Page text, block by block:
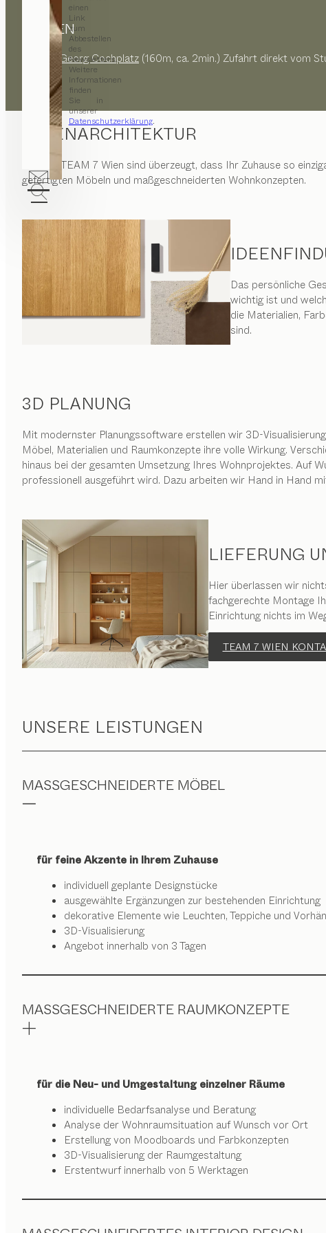
einen
Link
zum
Abbestellen
des
Newsletters.
Weitere
Informationen
finden
Sie in
unserer
Datenschutzerklärung.
PARKEN
Garage Georg Cochplatz (160m, ca. 2min.) Zufahrt direkt vom
INNENARCHITEKTUR
TEAM 7 Wien sind überzeugt, dass Ihr Zuhause so
gefertigten Möbeln und maßgeschneiderten Wohnkonzepten.
Das persönliche
wichtig ist und
die Materialien,
sind.
3D PLANUNG
Mit modernster Planungssoftware erstellen wir 3D-
Möbel, Materialien und Raumkonzepte ihre volle Wirkung.
hinaus bei der gesamten Umsetzung Ihres Wohnprojektes. Auf
professionell ausgeführt wird. Dazu arbeiten wir Hand in Hand
LIEFERUNG
Hier überlassen wir
fachgerechte Montage
Einrichtung nichts im
TEAM 7 WIEN
UNSERE LEISTUNGEN
MASSGESCHNEIDERTE MÖBEL
für feine Akzente in Ihrem Zuhause
individuell geplante Designstücke
ausgewählte Ergänzungen zur bestehenden Einrichtung
dekorative Elemente wie Leuchten, Teppiche und
3D-Visualisierung
Angebot innerhalb von 3 Tagen
MASSGESCHNEIDERTE RAUMKONZEPTE
für die Neu- und Umgestaltung einzelner Räume
individuelle Bedarfsanalyse und Beratung
Analyse der Wohnraumsituation auf Wunsch vor Ort
Erstellung von Moodboards und Farbkonzepten
3D-Visualisierung der Raumgestaltung
Erstentwurf innerhalb von 5 Werktagen